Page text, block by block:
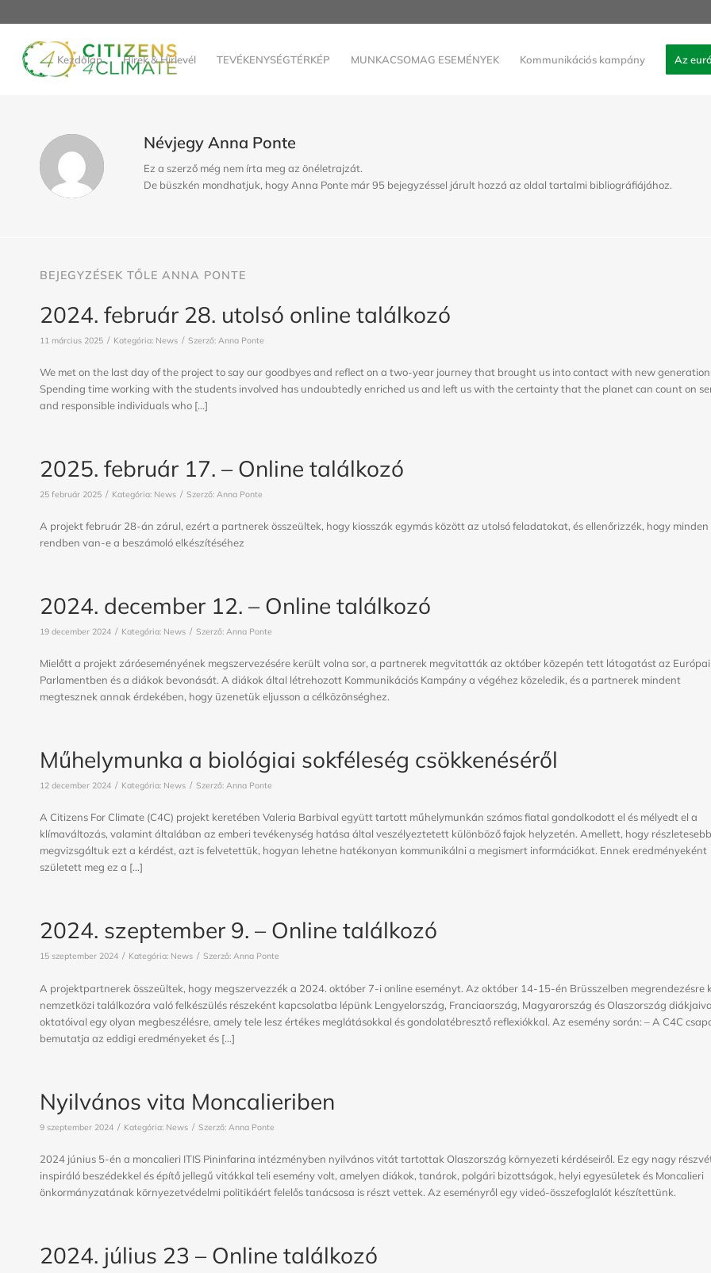
Kezdőlap Hírek & Hírlevél TEVÉKENYSÉGTÉRKÉP MUNKACSOMAG ESEMÉNYEK Kommunikációs kampány Az
Névjegy Anna Ponte
Ez a szerző még nem írta meg az önéletrajzát.
De büszkén mondhatjuk, hogy Anna Ponte már 95 bejegyzéssel járult hozzá az oldal tartalmi bibliográfiájához.
BEJEGYZÉSEK TŐLE ANNA PONTE
2024. február 28. utolsó online találkozó
11 március 2025 / Kategória: News / Szerző: Anna Ponte
We met on the last day of the project to say our goodbyes and reflect on a two-year journey that brought us into contact with new
Spending time working with the students involved has undoubtedly enriched us and left us with the certainty that the planet can count on
and responsible individuals who […]
2025. február 17. – Online találkozó
25 február 2025 / Kategória: News / Szerző: Anna Ponte
A projekt február 28-án zárul, ezért a partnerek összeültek, hogy kiosszák egymás között az utolsó feladatokat, és ellenőrizzék, hogy minden
rendben van-e a beszámoló elkészítéséhez
2024. december 12. – Online találkozó
19 december 2024 / Kategória: News / Szerző: Anna Ponte
Mielőtt a projekt záróeseményének megszervezésére került volna sor, a partnerek megvitatták az október közepén tett látogatást az Európai
Parlamentben és a diákok bevonását. A diákok által létrehozott Kommunikációs Kampány a végéhez közeledik, és a partnerek mindent
megtesznek annak érdekében, hogy üzenetük eljusson a célközönséghez.
Műhelymunka a biológiai sokféleség csökkenéséről
12 december 2024 / Kategória: News / Szerző: Anna Ponte
A Citizens For Climate (C4C) projekt keretében Valeria Barbival együtt tartott műhelymunkán számos fiatal gondolkodott el és mélyedt el a
klímaváltozás, valamint általában az emberi tevékenység hatása által veszélyeztetett különböző fajok helyzetén. Amellett, hogy
megvizsgáltuk ezt a kérdést, azt is felvetettük, hogyan lehetne hatékonyan kommunikálni a megismert információkat. Ennek eredményeként
született meg ez a […]
2024. szeptember 9. – Online találkozó
15 szeptember 2024 / Kategória: News / Szerző: Anna Ponte
A projektpartnerek összeültek, hogy megszervezzék a 2024. október 7-i online eseményt. Az október 14-15-én Brüsszelben megrendezésre
nemzetközi találkozóra való felkészülés részeként kapcsolatba lépünk Lengyelország, Franciaország, Magyarország és Olaszország
oktatóival egy olyan megbeszélésre, amely tele lesz értékes meglátásokkal és gondolatébresztő reflexiókkal. Az esemény során: – A C4C
bemutatja az eddigi eredményeket és […]
Nyilvános vita Moncalieriben
9 szeptember 2024 / Kategória: News / Szerző: Anna Ponte
2024 június 5-én a moncalieri ITIS Pininfarina intézményben nyilvános vitát tartottak Olaszország környezeti kérdéseiről. Ez egy nagy
inspiráló beszédekkel és építő jellegű vitákkal teli esemény volt, amelyen diákok, tanárok, polgári bizottságok, helyi egyesületek és Moncalieri
önkormányzatának környezetvédelmi politikáért felelős tanácsosa is részt vettek. Az eseményről egy videó-összefoglalót készítettünk.
2024. július 23 – Online találkozó